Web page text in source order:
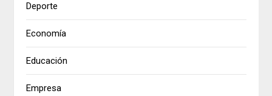
Deporte
Economía
Educación
Empresa